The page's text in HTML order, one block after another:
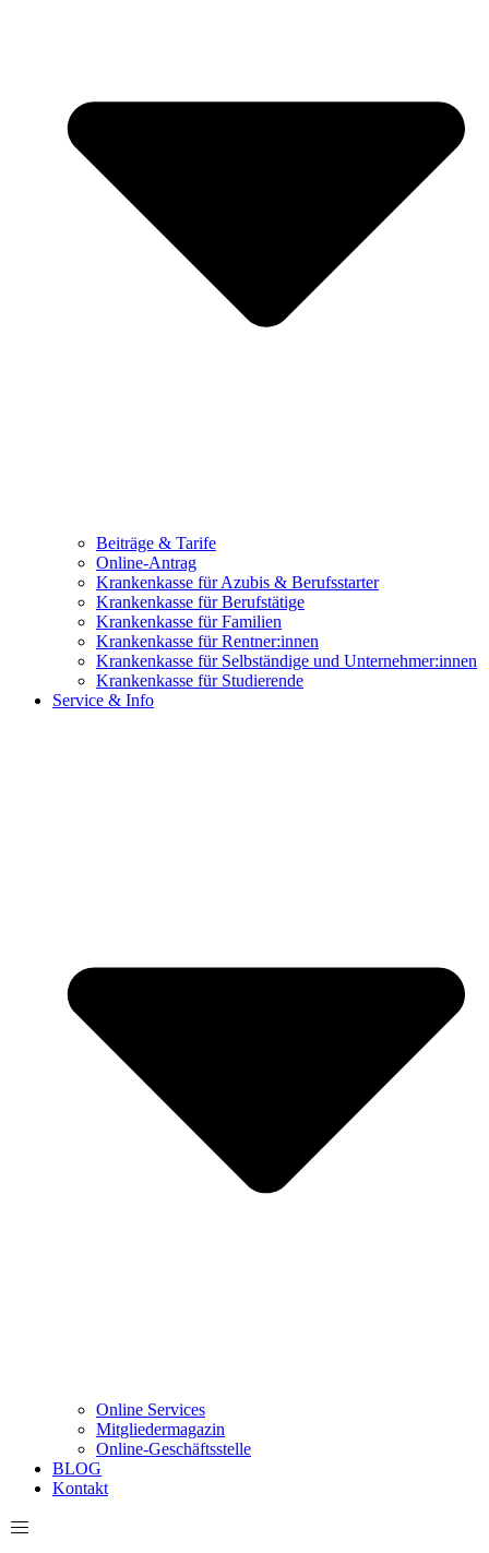
Beiträge & Tarife
Online-Antrag
Krankenkasse für Azubis & Berufsstarter
Krankenkasse für Berufstätige
Krankenkasse für Familien
Krankenkasse für Rentner:innen
Krankenkasse für Selbständige und Unternehmer:innen
Krankenkasse für Studierende
Service & Info
Online Services
Mitgliedermagazin
Online-Geschäftsstelle
BLOG
Kontakt